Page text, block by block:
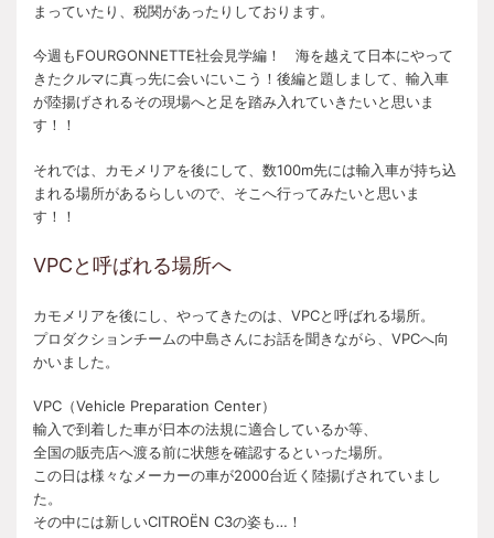
まっていたり、税関があったりしております。
今週もFOURGONNETTE社会見学編！ 海を越えて日本にやって
きたクルマに真っ先に会いにいこう！後編と題しまして、輸入車
が陸揚げされるその現場へと足を踏み入れていきたいと思いま
す！！
それでは、カモメリアを後にして、数100m先には輸入車が持ち込
まれる場所があるらしいので、そこへ行ってみたいと思いま
す！！
VPCと呼ばれる場所へ
カモメリアを後にし、やってきたのは、VPCと呼ばれる場所。
プロダクションチームの中島さんにお話を聞きながら、VPCへ向
かいました。
VPC（Vehicle Preparation Center）
輸入で到着した車が日本の法規に適合しているか等、
全国の販売店へ渡る前に状態を確認するといった場所。
この日は様々なメーカーの車が2000台近く陸揚げされていまし
た。
その中には新しいCITROËN C3の姿も…！